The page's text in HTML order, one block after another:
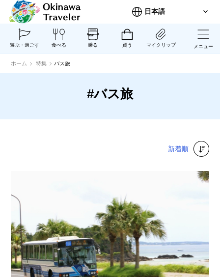
遊ぶ・過ごす 食べる 乗る 買う マイクリップ メニュー
ホーム 特集 バス旅
#バス旅
新着順